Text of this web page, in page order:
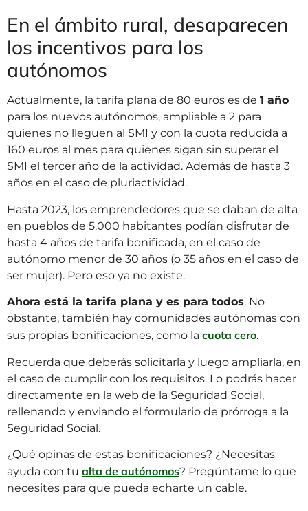
En el ámbito rural, desaparecen
los incentivos para los
autónomos
Actualmente, la tarifa plana de 80 euros es de 1 año
para los nuevos autónomos, ampliable a 2 para
quienes no lleguen al SMI y con la cuota reducida a
160 euros al mes para quienes sigan sin superar el
SMI el tercer año de la actividad. Además de hasta 3
años en el caso de pluriactividad.
Hasta 2023, los emprendedores que se daban de alta
en pueblos de 5.000 habitantes podían disfrutar de
hasta 4 años de tarifa bonificada, en el caso de
autónomo menor de 30 años (o 35 años en el caso de
ser mujer). Pero eso ya no existe.
Ahora está la tarifa plana y es para todos. No
obstante, también hay comunidades autónomas con
sus propias bonificaciones, como la cuota cero.
Recuerda que deberás solicitarla y luego ampliarla, en
el caso de cumplir con los requisitos. Lo podrás hacer
directamente en la web de la Seguridad Social,
rellenando y enviando el formulario de prórroga a la
Seguridad Social.
¿Qué opinas de estas bonificaciones? ¿Necesitas
ayuda con tu alta de autónomos? Pregúntame lo que
necesites para que pueda echarte un cable.